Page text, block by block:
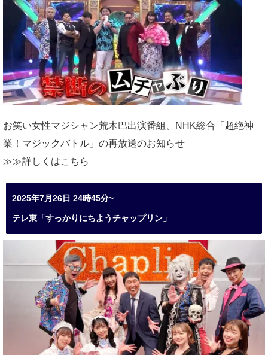
お笑い女性マジシャン荒木巴出演番組、
NHK総合「超絶神
業！マジックバトル」の再放送のお知らせ
≫≫詳しくはこちら
2025年7月26日 24時45分~
テレ東「すっかりにちようチャップリン」